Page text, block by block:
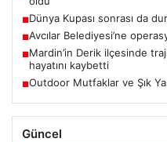
■Dünya Kupası sonrası da
■Avcılar Belediyesi’ne
■Mardin’in Derik ilçesinde
hayatını kaybetti
■Outdoor Mutfaklar ve Şık
Güncel